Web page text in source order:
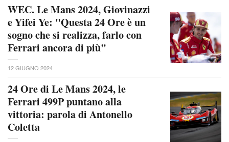
WEC. Le Mans 2024, Giovinazzi
e Yifei Ye: "Questa 24 Ore è un
sogno che si realizza, farlo con
Ferrari ancora di più"
12 GIUGNO 2024
24 Ore di Le Mans 2024, le
Ferrari 499P puntano alla
vittoria: parola di Antonello
Coletta